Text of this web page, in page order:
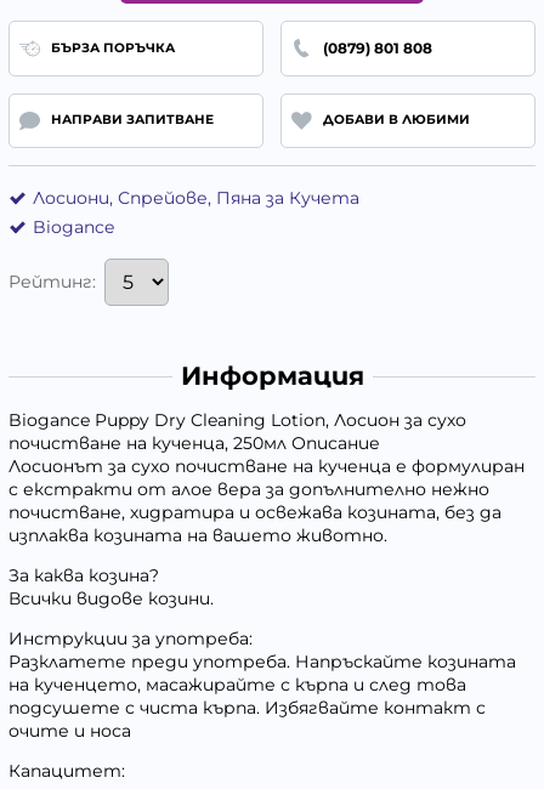
БЪРЗА ПОРЪЧКА (0879) 801 808
НАПРАВИ ЗАПИТВАНЕ ДОБАВИ В ЛЮБИМИ
Лосиони, Спрейове, Пяна за Кучета
Biogance
Рейтинг:
Информация
Biogance Puppy Dry Cleaning Lotion, Лосион за сухо
почистване на кученца, 250мл Описание
Лосионът за сухо почистване на кученца е формулиран
с екстракти от алое вера за допълнително нежно
почистване, хидратира и освежава козината, без да
изплаква козината на вашето животно.
За каква козина?
Всички видове козини.
Инструкции за употреба:
Разклатете преди употреба. Напръскайте козината
на кученцето, масажирайте с кърпа и след това
подсушете с чиста кърпа. Избягвайте контакт с
очите и носа
Капацитет: